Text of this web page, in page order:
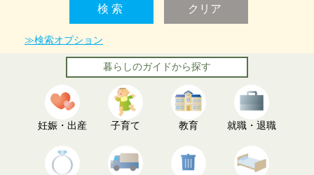
≫検索オプション
暮らしのガイドから探す
妊娠・出産 子育て 教育 就職・退職